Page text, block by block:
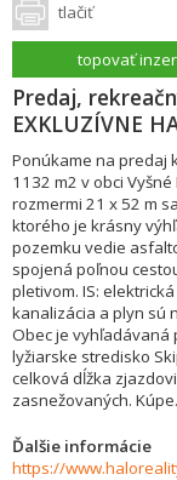
tlačiť
topovať
Predaj,
EXKLUZÍVNE
Ponúkame na predaj
1132 m2 v obci
rozmermi 21 x 52 m
ktorého je krásny
pozemku vedie
spojená poľnou
pletivom. IS:
kanalizácia a plyn sú
Obec je vyhľadávaná
lyžiarske stredisko
celková dĺžka
zasnežovaných. Kúpe
Ďalšie informácie